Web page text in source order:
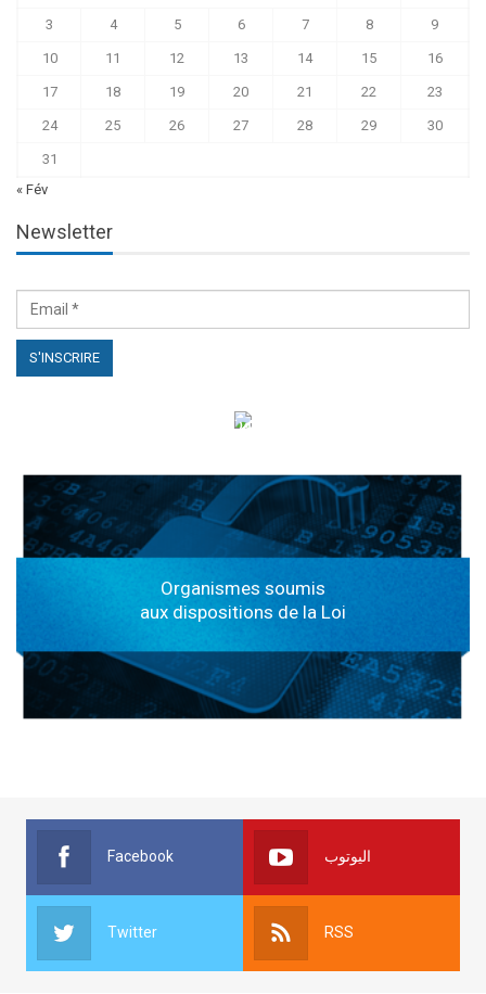
3 4 5 6 7 8 9
10 11 12 13 14 15 16
17 18 19 20 21 22 23
24 25 26 27 28 29 30
31
« Fév
Newsletter
الهياكل الخاضعة لقانون النفاذ إلى المعلومة
Organismes soumis
aux dispositions de la Loi
Facebook اليوتوب
Twitter RSS